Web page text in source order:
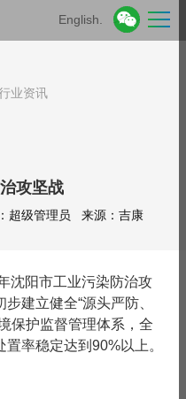
English.
业资讯
攻坚战
超级管理员 来源：吉康
阳市工业污染防治攻
建立健全“源头严防、
保护监督管理体系，全
率稳定达到90%以上。